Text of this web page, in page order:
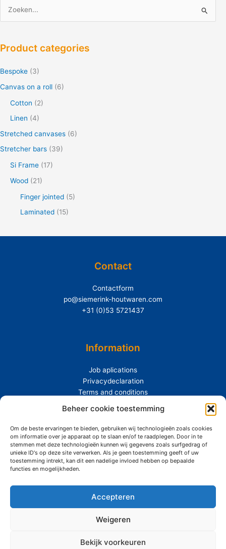
Beheer cookie toestemming
Om de beste ervaringen te bieden, gebruiken wij technologieën zoals cookies
om informatie over je apparaat op te slaan en/of te raadplegen. Door in te
stemmen met deze technologieën kunnen wij gegevens zoals surfgedrag of
unieke ID's op deze site verwerken. Als je geen toestemming geeft of uw
toestemming intrekt, kan dit een nadelige invloed hebben op bepaalde
functies en mogelijkheden.
Accepteren
Weigeren
Bekijk voorkeuren
k
:
Product categories
Bespoke (3)
Canvas on a roll (6)
Cotton (2)
Linen (4)
Stretched canvases (6)
Stretcher bars (39)
Si Frame (17)
Wood (21)
Finger jointed (5)
Laminated (15)
Contact
Contactform
po@siemerink-houtwaren.com
+31 (0)53 5721437
Information
Job aplications
Privacydeclaration
Terms and conditions
Extras
About Siemerink
Durability
Copyright © 2026 Siemerink Houtwaren | Gerealiseerd door
Media